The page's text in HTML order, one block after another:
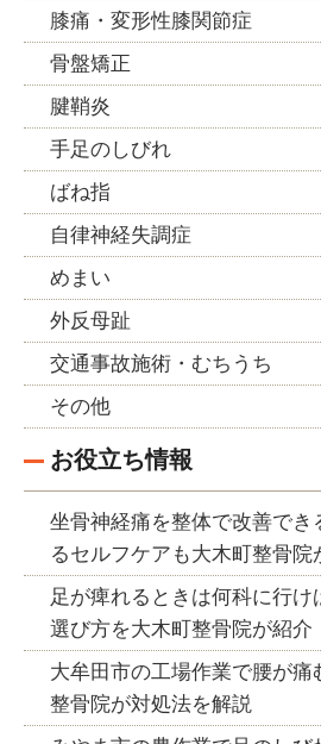
膝痛・変形性膝関節症
骨盤矯正
腱鞘炎
手足のしびれ
ばね指
自律神経失調症
めまい
外反母趾
交通事故施術・むちうち
その他
お役立ち情報
坐骨神経痛を整体で改善でき
るセルフケアも大木町整骨院
足が痺れるときは何科に行け
選び方を大木町整骨院が紹介
大牟田市の工場作業で腰が痛
整骨院が対処法を解説